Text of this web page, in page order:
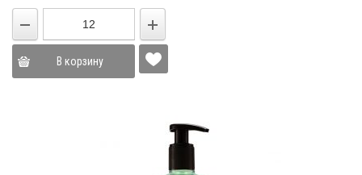
В корзину